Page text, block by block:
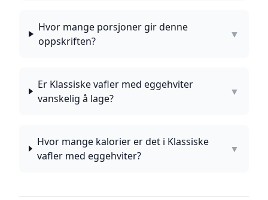
Hvor mange porsjoner gir denne
oppskriften?
▼
Er Klassiske vafler med eggehviter
vanskelig å lage?
▼
Hvor mange kalorier er det i Klassiske
vafler med eggehviter?
▼